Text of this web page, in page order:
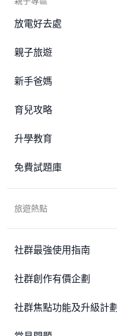
放電好去處
親子旅遊
新手爸媽
育兒攻略
升學教育
免費試題庫
旅遊熱點
社群最強使用指南
社群創作有價企劃
社群焦點功能及升級計劃